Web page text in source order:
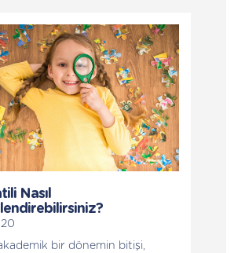
Nasıl
bir dönemin bitişi,